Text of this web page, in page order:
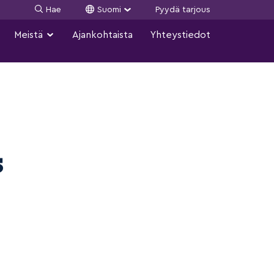
Hae Suomi Pyydä tarjous
Meistä Ajankohtaista Yhteystiedot